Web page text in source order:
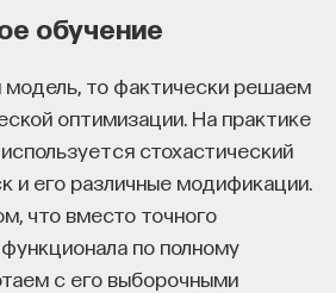
обучение
то фактически решаем
оптимизации. На практике
стохастический
и его различные модификации.
что вместо точного
по полному
с его выборочными